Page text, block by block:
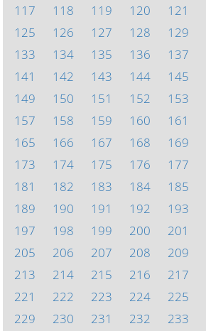
117
118 119 120 121
125
126 127 128 129
133
134 135 136 137
141
142 143 144 145
149
150 151 152 153
157
158 159 160 161
165
166 167 168 169
173
174 175 176 177
181
182 183 184 185
189
190 191 192 193
197
198 199 200 201
205
206 207 208 209
213
214 215 216 217
221
222 223 224 225
229
230 231 232 233